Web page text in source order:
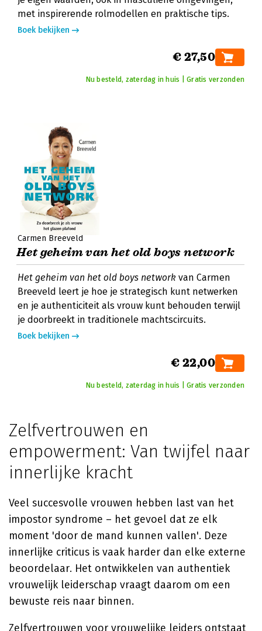
met inspirerende rolmodellen en praktische tips.
Boek bekijken
€ 27,50
Nu besteld, zaterdag in huis | Gratis verzonden
Carmen Breeveld
Het geheim van het old boys network
Het geheim van het old boys network van Carmen
Breeveld leert je hoe je strategisch kunt netwerken
en je authenticiteit als vrouw kunt behouden terwijl
je doorbreekt in traditionele machtscircuits.
Boek bekijken
€ 22,00
Nu besteld, zaterdag in huis | Gratis verzonden
Zelfvertrouwen en
empowerment: Van twijfel naar
innerlijke kracht
Veel succesvolle vrouwen hebben last van het
impostor syndrome – het gevoel dat ze elk
moment 'door de mand kunnen vallen'. Deze
innerlijke criticus is vaak harder dan elke externe
beoordelaar. Het ontwikkelen van authentiek
vrouwelijk leiderschap vraagt daarom om een
bewuste reis naar binnen.
Zelfvertrouwen voor vrouwelijke leiders ontstaat